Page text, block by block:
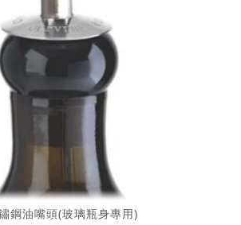
鋼油嘴頭(玻璃瓶身專用)